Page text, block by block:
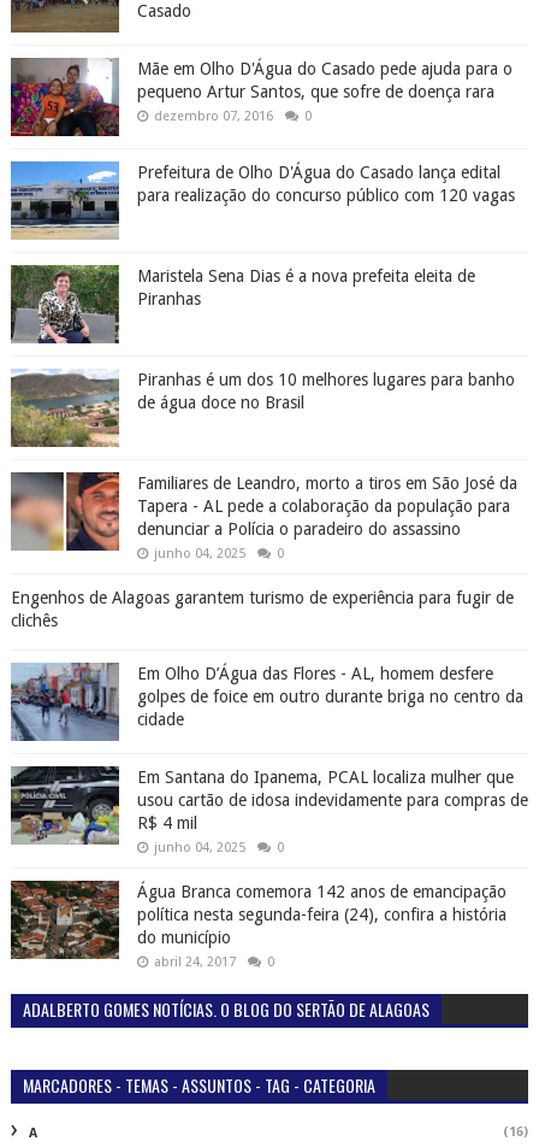
Casado
Mãe em Olho D'Água do Casado pede ajuda para o
pequeno Artur Santos, que sofre de doença rara
dezembro 07, 2016 0
Prefeitura de Olho D'Água do Casado lança edital
para realização do concurso público com 120 vagas
Maristela Sena Dias é a nova prefeita eleita de
Piranhas
Piranhas é um dos 10 melhores lugares para banho
de água doce no Brasil
Familiares de Leandro, morto a tiros em São José da
Tapera - AL pede a colaboração da população para
denunciar a Polícia o paradeiro do assassino
junho 04, 2025 0
Engenhos de Alagoas garantem turismo de experiência para fugir de
clichês
Em Olho D’Água das Flores - AL, homem desfere
golpes de foice em outro durante briga no centro da
cidade
Em Santana do Ipanema, PCAL localiza mulher que
usou cartão de idosa indevidamente para compras de
R$ 4 mil
junho 04, 2025 0
Água Branca comemora 142 anos de emancipação
política nesta segunda-feira (24), confira a história
do município
abril 24, 2017 0
ADALBERTO GOMES NOTÍCIAS. O BLOG DO SERTÃO DE ALAGOAS
MARCADORES - TEMAS - ASSUNTOS - TAG - CATEGORIA
A (16)